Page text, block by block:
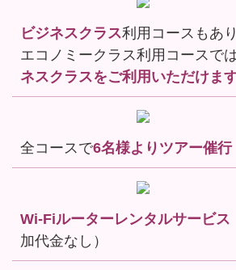
ビジネスクラス利用コースもあり
エコノミークラス利用コースで
ネスクラスをご利用いただけま
全コースで6名様よりツアー催行
Wi-Fiルーターレンタルサービス
加代金なし）